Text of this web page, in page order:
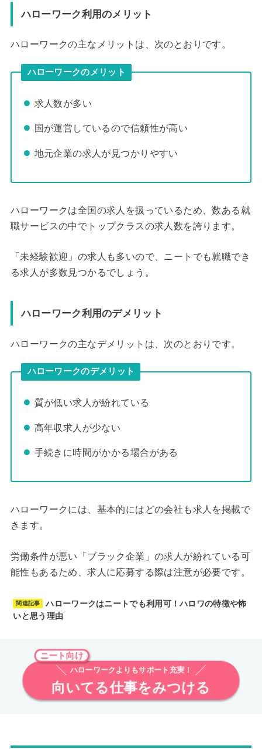
ハローワーク利用のメリット
ハローワークの主なメリットは、次のとおりです。
ハローワークのメリット
求人数が多い
国が運営しているので信頼性が高い
地元企業の求人が見つかりやすい
ハローワークは全国の求人を扱っているため、数ある就
職サービスの中でトップクラスの求人数を誇ります。
「未経験歓迎」の求人も多いので、ニートでも就職でき
る求人が多数見つかるでしょう。
ハローワーク利用のデメリット
ハローワークの主なデメリットは、次のとおりです。
ハローワークのデメリット
質が低い求人が紛れている
高年収求人が少ない
手続きに時間がかかる場合がある
ハローワークには、基本的にはどの会社も求人を掲載で
きます。
労働条件が悪い「ブラック企業」の求人が紛れている可
能性もあるため、求人に応募する際は注意が必要です。
関連記事
ハローワークはニートでも利用可！ハロワの特徴や怖
いと思う理由
ニート向け
ハローワークよりもサポート充実！
向いてる仕事をみつける